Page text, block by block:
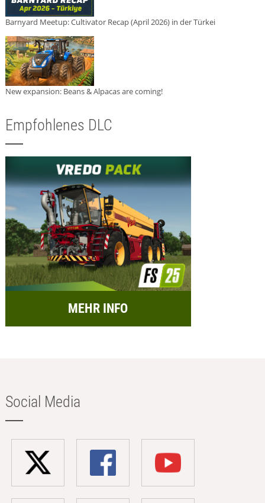
Barnyard Meetup: Cultivator Recap (April 2026) in der Türkei
New expansion: Beans & Alpacas are coming!
Empfohlenes DLC
MEHR INFO
Social Media